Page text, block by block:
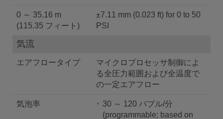
0 ～ 35.16 m
(115.35 フィート)
±7.11 mm (0.023 ft) for 0 to 50
PSI
気流
エアフロータイプ
マイクロプロセッサ制御によ
る全圧力範囲および全温度で
の一定エアフロー
気泡率
30 ～ 120 バブル/分
(programmable; based on